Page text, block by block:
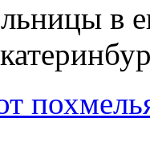
в